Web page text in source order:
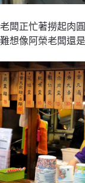
老闆正忙著撈起肉
難想像阿榮老闆還